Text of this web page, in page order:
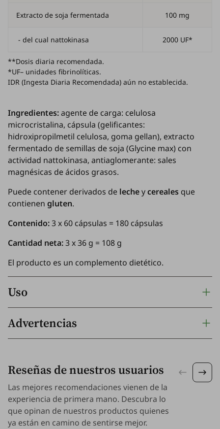
Extracto de soja fermentada 100 mg
- del cual nattokinasa 2000 UF*
**Dosis diaria recomendada.
*UF– unidades fibrinolíticas.
IDR (Ingesta Diaria Recomendada) aún no establecida.
Ingredientes:agente de carga: celulosa
microcristalina, cápsula (gelificantes:
hidroxipropilmetil celulosa, goma gellan), extracto
fermentado de semillas de soja (Glycine max) con
actividad nattokinasa, antiaglomerante: sales
magnésicas de ácidos grasos.
Puede contener derivados de lecheycereales que
contienen gluten.
Contenido:3 x 60 cápsulas = 180 cápsulas
Cantidad neta:3 x 36 g = 108 g
El producto es un complemento dietético.
Uso
Advertencias
Reseñas de nuestros usuarios
Las mejores recomendaciones vienen de la
experiencia de primera mano. Descubra lo
que opinan de nuestros productos quienes
ya están en camino de sentirse mejor.